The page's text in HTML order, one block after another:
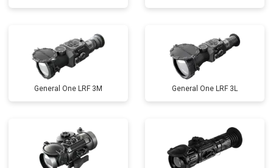
General One LRF 3M General One LRF 3L